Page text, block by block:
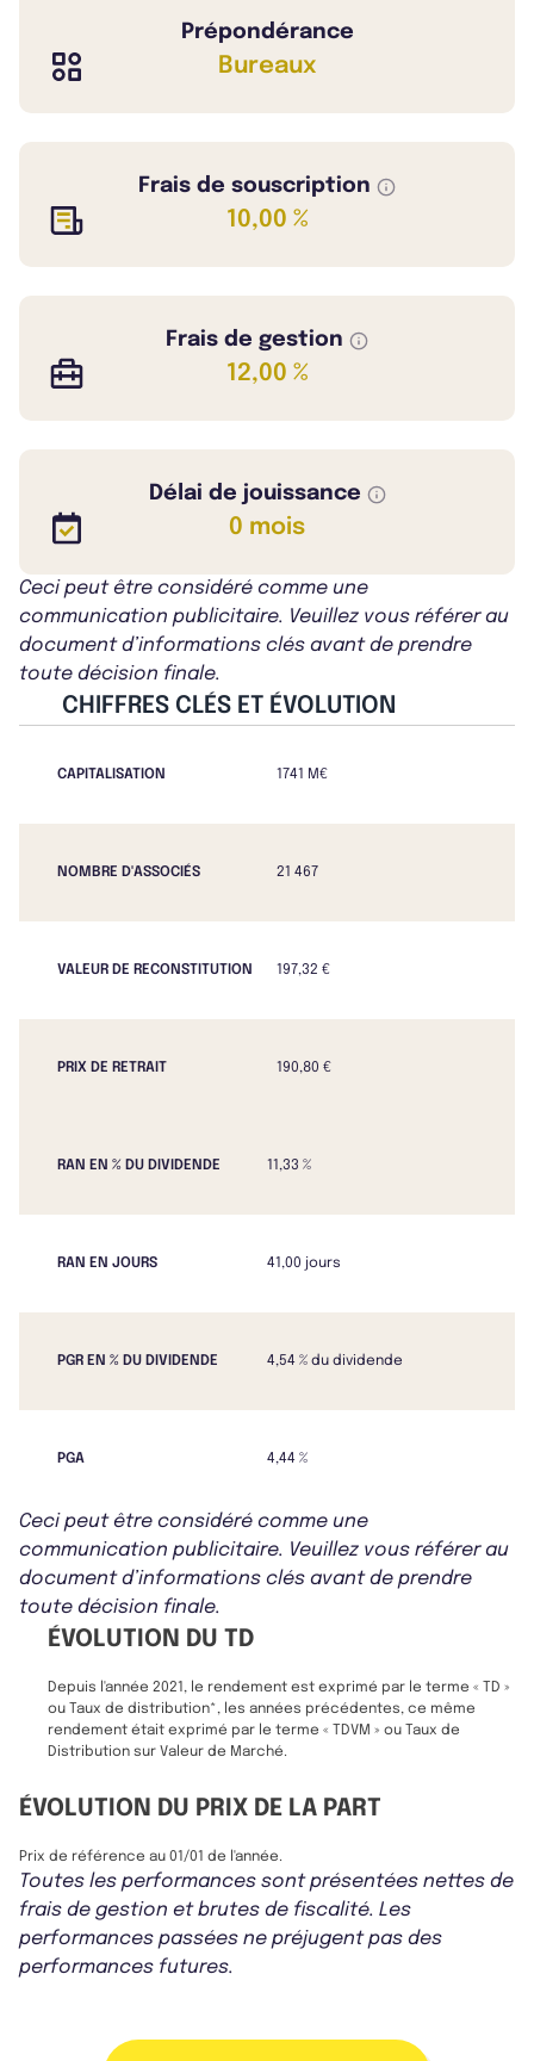
Prépondérance
Bureaux
Frais de souscription
10,00 %
Frais de gestion
12,00 %
Délai de jouissance
0 mois
Ceci peut être considéré comme une
communication publicitaire. Veuillez vous référer au
document d’informations clés avant de prendre
toute décision finale.
CHIFFRES CLÉS ET ÉVOLUTION
CAPITALISATION 1741 M€
NOMBRE D'ASSOCIÉS 21 467
VALEUR DE RECONSTITUTION 197,32 €
PRIX DE RETRAIT 190,80 €
RAN EN % DU DIVIDENDE 11,33 %
RAN EN JOURS 41,00 jours
PGR EN % DU DIVIDENDE 4,54 % du dividende
PGA 4,44 %
Ceci peut être considéré comme une
communication publicitaire. Veuillez vous référer au
document d’informations clés avant de prendre
toute décision finale.
ÉVOLUTION DU TD
Depuis l'année 2021, le rendement est exprimé par le terme « TD »
ou Taux de distribution*, les années précédentes, ce même
rendement était exprimé par le terme « TDVM » ou Taux de
Distribution sur Valeur de Marché.
ÉVOLUTION DU PRIX DE LA PART
Prix de référence au 01/01 de l'année.
Toutes les performances sont présentées nettes de
frais de gestion et brutes de fiscalité. Les
performances passées ne préjugent pas des
performances futures.